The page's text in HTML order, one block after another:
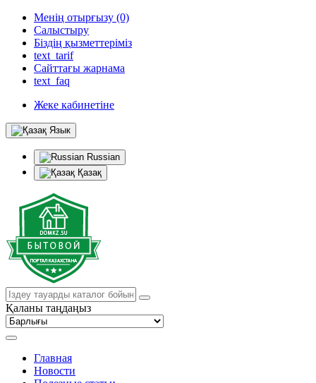
Менің отырғызу (0)
Салыстыру
Біздің қызметтеріміз
text_tarif
Сайттағы жарнама
text_faq
Жеке кабинетіне
Язык
Russian
Қазақ
Қаланы таңдаңыз
Главная
Новости